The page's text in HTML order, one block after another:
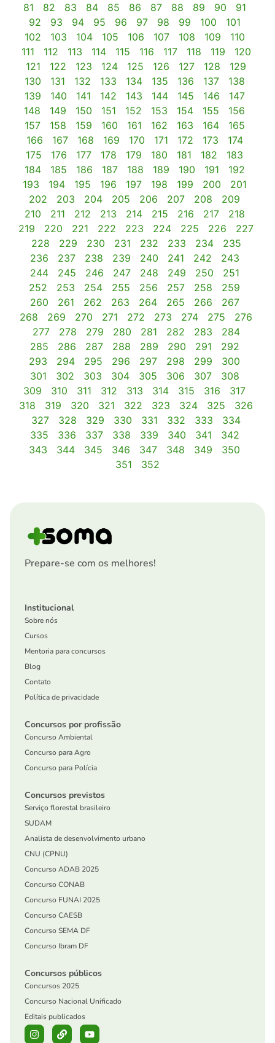
81
82 83 84 85 86 87 88 89 90
91
92
93 94 95 96 97 98 99 100
101
102
103 104 105 106 107 108 109
110
111
112 113 114 115 116 117 118 119
120
121
122 123 124 125 126 127 128
129
130
131 132 133 134 135 136 137
138
139
140 141 142 143 144 145 146
147
148
149 150 151 152 153 154 155
156
157
158 159 160 161 162 163 164
165
166
167 168 169 170 171 172 173
174
175
176 177 178 179 180 181 182
183
184
185 186 187 188 189 190 191
192
193
194 195 196 197 198 199 200
201
202
203 204 205 206 207 208
209
210
211 212 213 214 215 216 217
218
219
220 221 222 223 224 225 226
227
228
229 230 231 232 233 234
235
236
237 238 239 240 241 242
243
244
245 246 247 248 249 250
251
252
253 254 255 256 257 258
259
260
261 262 263 264 265 266
267
268
269 270 271 272 273 274 275
276
277
278 279 280 281 282 283
284
285
286 287 288 289 290 291
292
293
294 295 296 297 298 299
300
301
302 303 304 305 306 307
308
309
310 311 312 313 314 315 316
317
318
319 320 321 322 323 324 325
326
327
328 329 330 331 332 333
334
335
336 337 338 339 340 341
342
343
344 345 346 347 348 349
350
351
352
Prepare-se com os melhores!
Institucional
Sobre nós
Cursos
Mentoria para concursos
Blog
Contato
Política de privacidade
Concursos por profissão
Concurso Ambiental
Concurso para Agro
Concurso para Polícia
Concursos previstos
Serviço florestal brasileiro
SUDAM
Analista de desenvolvimento urbano
CNU (CPNU)
Concurso ADAB 2025
Concurso CONAB
Concurso FUNAI 2025
Concurso CAESB
Concurso SEMA DF
Concurso Ibram DF
Concursos públicos
Concursos 2025
Concurso Nacional Unificado
Editais publicados